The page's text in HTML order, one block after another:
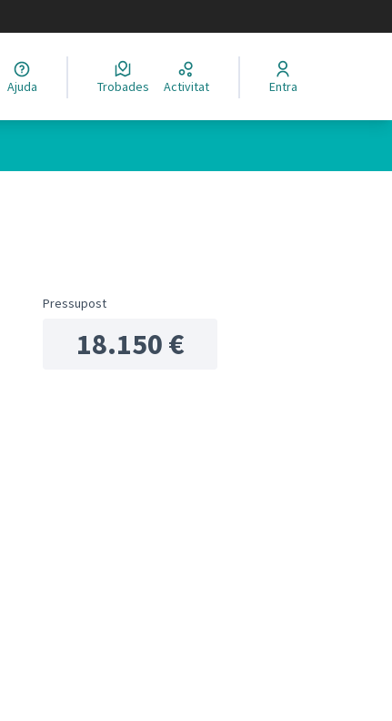
el idioma
Ajuda Trobades Activitat Entra
de recursos
Pressupost
18.150 €